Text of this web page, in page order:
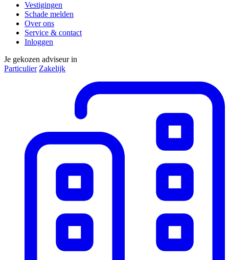
Vestigingen
Schade melden
Over ons
Service & contact
Inloggen
Je gekozen adviseur in
Particulier Zakelijk